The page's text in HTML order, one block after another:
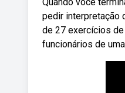
pedir interpretação
de 27 exercícios
funcionários de